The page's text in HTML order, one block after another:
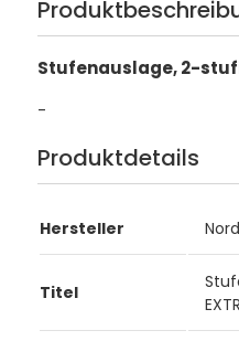
Stufenauslage, 2-
-
Produktdetails
Hersteller
Titel